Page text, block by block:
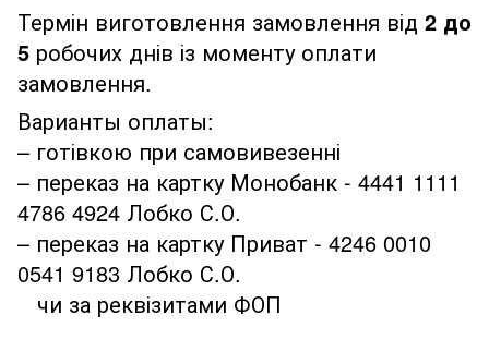
Термін виготовлення замовлення від 2 до
5 робочих днів із моменту оплати
замовлення.
Варианты оплаты:
– готівкою при самовивезенні
– переказ на картку Монобанк - 4441 1111
4786 4924 Лобко С.О.
– переказ на картку Приват - 4246 0010
0541 9183 Лобко С.О.
чи за реквізитами ФОП